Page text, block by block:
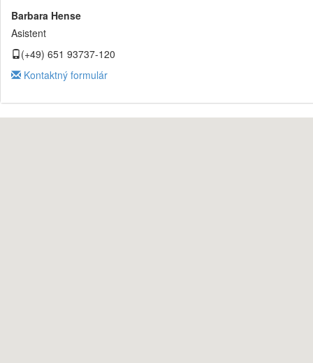
Barbara Hense
Asistent
(+49) 651 93737-120
Kontaktný formulár